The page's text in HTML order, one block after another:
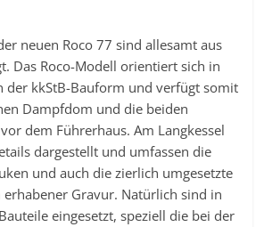
neuen Roco 77 sind allesamt aus
Das Roco-Modell orientiert sich in
der kkStB-Bauform und verfügt somit
Dampfdom und die beiden
dem Führerhaus. Am Langkessel
dargestellt und umfassen die
und auch die zierlich umgesetzte
erhabener Gravur. Natürlich sind in
eingesetzt, speziell die bei der